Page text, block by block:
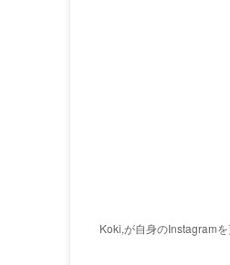
Koki,が自身のInstagram